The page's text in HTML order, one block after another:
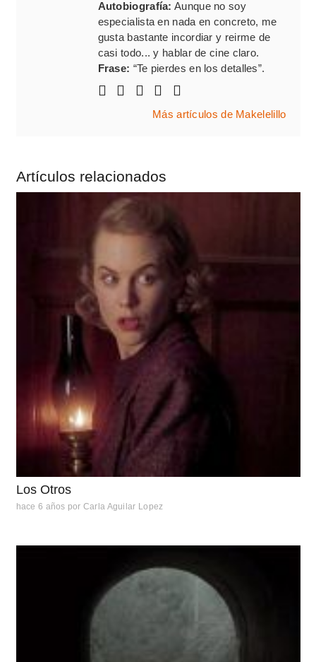
Autobiografía: Aunque no soy
especialista en nada en concreto, me
gusta bastante incordiar y reirme de
casi todo... y hablar de cine claro.
Frase: “Te pierdes en los detalles”.
Más artículos de Makelelillo
Artículos relacionados
Los Otros
hace 6 años por Carla Aguilar Lopez